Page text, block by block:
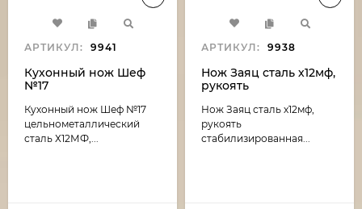
АРТИКУЛ: 9941
Кухонный нож Шеф
№17
сталь Х12МФ, рукоять
G10 зеленая
(распродажа)
Кухонный нож Шеф №17
цельнометаллический
сталь Х12МФ,...
АРТИКУЛ: 9938
Нож Заяц сталь х12мф,
рукоять
карельская береза
темно коричневая-
черный граб
Нож Заяц сталь х12мф,
рукоять
стабилизированная...